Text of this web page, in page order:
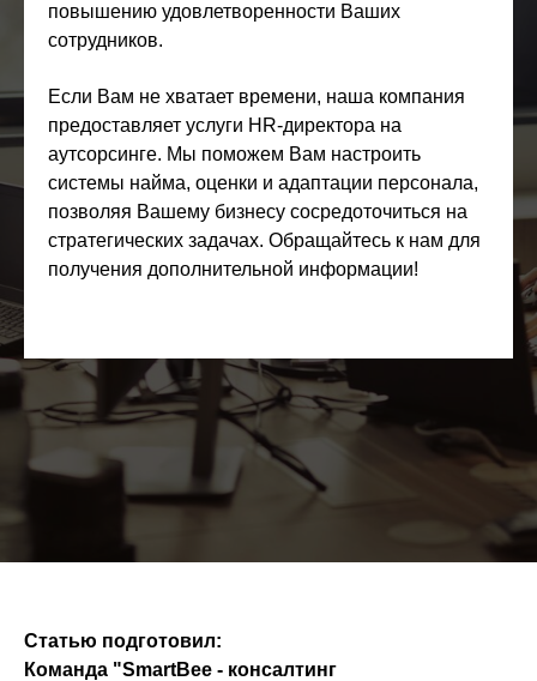
повышению удовлетворенности Ваших
сотрудников.
Если Вам не хватает времени, наша компания
предоставляет услуги HR-директора на
аутсорсинге. Мы поможем Вам настроить
системы найма, оценки и адаптации персонала,
позволяя Вашему бизнесу сосредоточиться на
стратегических задачах. Обращайтесь к нам для
получения дополнительной информации!
Статью подготовил:
Команда "SmartBee - консалтинг